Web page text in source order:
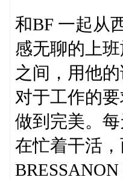
和BF 一起从
感无聊的上
之间，用他
对于工作的
做到完美。
在忙着干活